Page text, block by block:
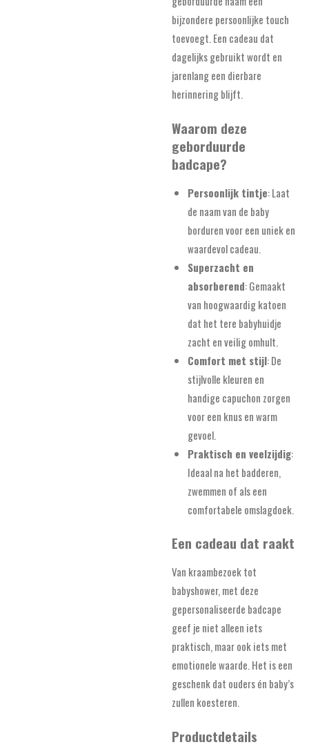
bijzondere persoonlijke touch
toevoegt. Een cadeau dat
dagelijks gebruikt wordt en
jarenlang een dierbare
herinnering blijft.
Waarom deze
geborduurde
badcape?
Persoonlijk tintje: Laat
de naam van de baby
borduren voor een uniek en
waardevol cadeau.
Superzacht en
absorberend: Gemaakt
van hoogwaardig katoen
dat het tere babyhuidje
zacht en veilig omhult.
Comfort met stijl: De
stijlvolle kleuren en
handige capuchon zorgen
voor een knus en warm
gevoel.
Praktisch en veelzijdig:
Ideaal na het badderen,
zwemmen of als een
comfortabele omslagdoek.
Een cadeau dat raakt
Van kraambezoek tot
babyshower, met deze
gepersonaliseerde badcape
geef je niet alleen iets
praktisch, maar ook iets met
emotionele waarde. Het is een
geschenk dat ouders én baby’s
zullen koesteren.
Productdetails